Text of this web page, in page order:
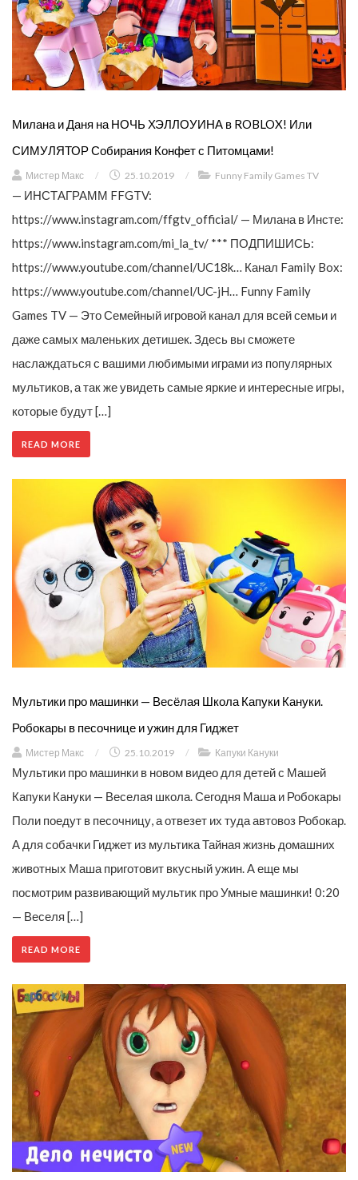
Милана и Даня на НОЧЬ ХЭЛЛОУИНА в ROBLOX! Или
СИМУЛЯТОР Собирания Конфет с Питомцами!
Мистер Макс / 25.10.2019 / Funny Family Games TV
— ИНСТАГРАММ FFGTV:
https://www.instagram.com/ffgtv_official/ — Милана в Инсте:
https://www.instagram.com/mi_la_tv/ *** ПОДПИШИСЬ:
https://www.youtube.com/channel/UC18k… Канал Family Box:
https://www.youtube.com/channel/UC-jH… Funny Family
Games TV — Это Семейный игровой канал для всей семьи и
даже самых маленьких детишек. Здесь вы сможете
наслаждаться с вашими любимыми играми из популярных
мультиков, а так же увидеть самые яркие и интересные игры,
которые будут […]
READ MORE
Мультики про машинки — Весёлая Школа Капуки Кануки.
Робокары в песочнице и ужин для Гиджет
Мистер Макс / 25.10.2019 / Капуки Кануки
Мультики про машинки в новом видео для детей с Машей
Капуки Кануки — Веселая школа. Сегодня Маша и Робокары
Поли поедут в песочницу, а отвезет их туда автовоз Робокар.
А для собачки Гиджет из мультика Тайная жизнь домашних
животных Маша приготовит вкусный ужин. А еще мы
посмотрим развивающий мультик про Умные машинки! 0:20
— Веселя […]
READ MORE